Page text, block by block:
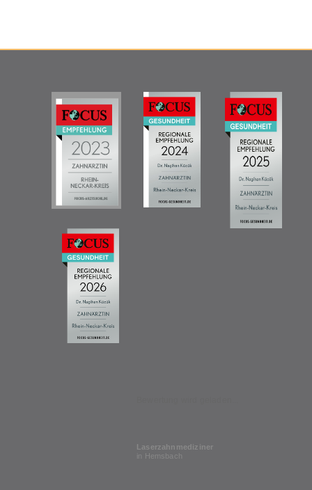
Laserzahnmediziner
in Hemsbach